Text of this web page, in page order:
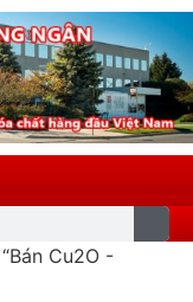
Cu2O -